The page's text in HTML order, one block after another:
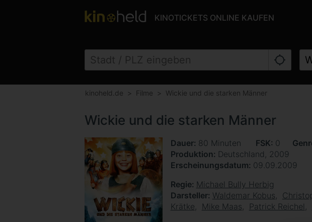
KINOTICKETS ONLINE KAUFEN
kinoheld.de Filme Wickie und die starken Männer
Wickie und die starken Männer
Dauer 80 Minuten FSK 0
Produktion Deutschland, 2009
Erscheinungsdatum 09.09.2009
Regie Michael Bully Herbig
Darsteller Waldemar Kobus
Krätke
Mike Maas Patrick Reichel